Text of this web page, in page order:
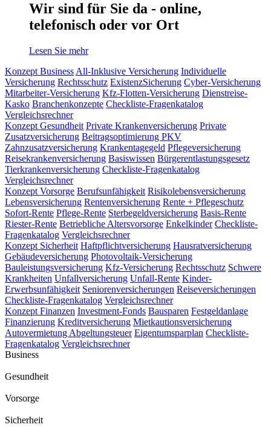
Wir sind für Sie da - online,
telefonisch oder vor Ort
Lesen Sie mehr
Konzept Business All-Inklusive Versicherung Individuelle
Versicherung Rechtsschutz ExistenzSicherung Cyber-Versicherung
Mitarbeiter-Versicherung Kfz-Flotten-Versicherung Dienstreise-
Kasko Branchenkonzepte Checkliste-Fragenkatalog
Vergleichsrechner
Konzept Gesundheit Private Krankenversicherung Private
Zusatzversicherung Beitragsoptimierung PKV
Zahnzusatzversicherung Krankentagegeld Pflegeversicherung
Reisekrankenversicherung Basiswissen Bürgerentlastungsgesetz
Tierkrankenversicherung Checkliste-Fragenkatalog
Vergleichsrechner
Konzept Vorsorge Berufsunfähigkeit Risikolebensversicherung
Lebensversicherung Rentenversicherung Rente + Pflegeschutz
Sofort-Rente Pflege-Rente Sterbegeldversicherung Basis-Rente
Riester-Rente Betriebliche Altersvorsorge Enkelkinder Checkliste-
Fragenkatalog Vergleichsrechner
Konzept Sicherheit Haftpflichtversicherung Hausratversicherung
Gebäudeversicherung Photovoltaik-Versicherung
Bauleistungsversicherung Kfz-Versicherung Rechtsschutz Schwere
Krankheiten Unfallversicherung Unfall-Rente Kinder-
Erwerbsunfähigkeit Seniorenversicherungen Reiseversicherungen
Checkliste-Fragenkatalog Vergleichsrechner
Konzept Finanzen Investment-Fonds Bausparen Festgeldanlage
Finanzierung Kreditversicherung Mietkautionsversicherung
Autovermietung Abgeltungsteuer Eigentumsparplan Checkliste-
Fragenkatalog Vergleichsrechner
Business
Gesundheit
Vorsorge
Sicherheit